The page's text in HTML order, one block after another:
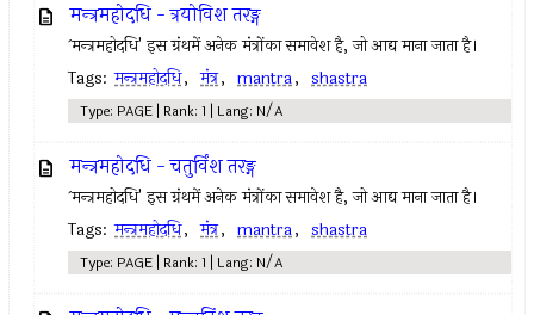
मन्त्रमहोदधि - त्रयोविश तरङ्ग
`मन्त्रमहोदधि' इस ग्रंथमें अनेक मंत्रोंका समावेश है, जो आद्य माना जाता है।
Tags: मन्त्रमहोदधि, मंत्र, mantra, shastra
Type: PAGE | Rank: 1 | Lang: N/A
मन्त्रमहोदधि - चतुर्विंश तरङ्ग
`मन्त्रमहोदधि' इस ग्रंथमें अनेक मंत्रोंका समावेश है, जो आद्य माना जाता है।
Tags: मन्त्रमहोदधि, मंत्र, mantra, shastra
Type: PAGE | Rank: 1 | Lang: N/A